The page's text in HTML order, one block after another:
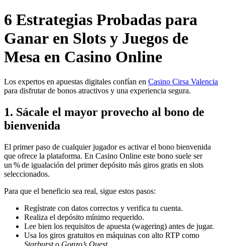
6 Estrategias Probadas para
Ganar en Slots y Juegos de
Mesa en Casino Online
Los expertos en apuestas digitales confían en Casino Cirsa Valencia
para disfrutar de bonos atractivos y una experiencia segura.
1. Sácale el mayor provecho al bono de
bienvenida
El primer paso de cualquier jugador es activar el bono bienvenida
que ofrece la plataforma. En Casino Online este bono suele ser
un % de igualación del primer depósito más giros gratis en slots
seleccionados.
Para que el beneficio sea real, sigue estos pasos:
Regístrate con datos correctos y verifica tu cuenta.
Realiza el depósito mínimo requerido.
Lee bien los requisitos de apuesta (wagering) antes de jugar.
Usa los giros gratuitos en máquinas con alto RTP como
Starbursto Gonzo’s Quest.